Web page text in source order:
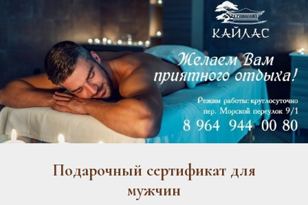
Подарочный сертификат для
мужчин